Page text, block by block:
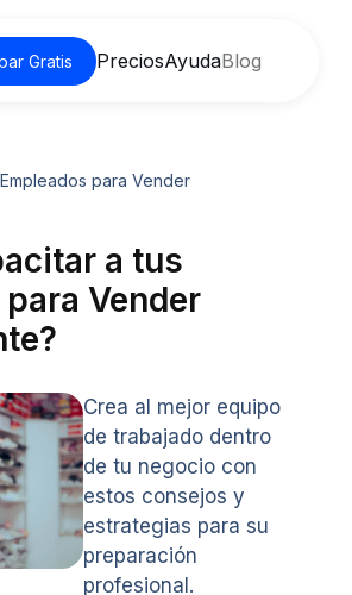
Gratis PreciosAyudaBlog
para Vender
a tus
Vender
Crea al mejor equipo
de trabajado dentro
de tu negocio con
estos consejos y
estrategias para su
preparación
profesional.